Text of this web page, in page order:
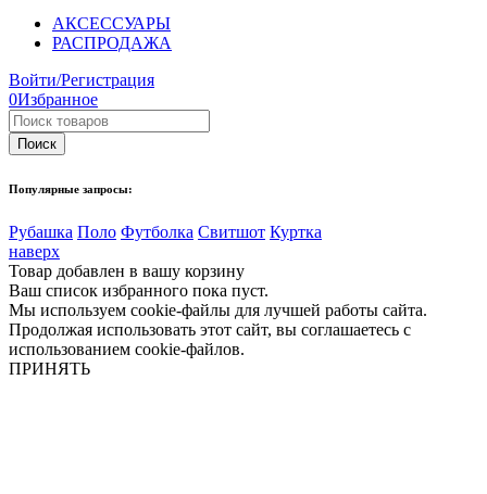
АКСЕССУАРЫ
РАСПРОДАЖА
Войти/Регистрация
0Избранное
Популярные запросы:
Рубашка Поло Футболка Свитшот Куртка
наверх
Товар добавлен в вашу корзину
Ваш список избранного пока пуст.
Мы используем cookie-файлы для лучшей работы сайта.
Продолжая использовать этот сайт, вы соглашаетесь с
использованием cookie-файлов.
ПРИНЯТЬ